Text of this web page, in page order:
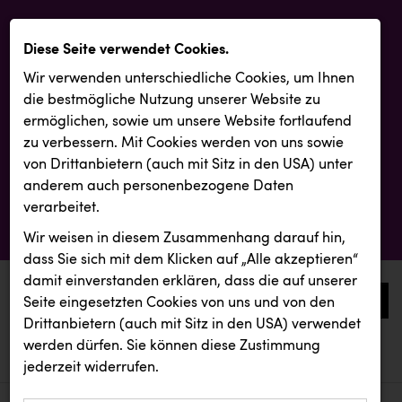
0
aktuelle aussendungen
aktuelle aussendungen
Diese Seite verwendet Cookies.
Wir verwenden unterschiedliche Cookies, um Ihnen
die best­mögliche Nutzung unserer Website zu
ermöglichen, sowie um unsere Website fortlaufend
zu verbessern. Mit Cookies werden von uns sowie
von Drittanbietern (auch mit Sitz in den USA) unter
anderem auch personenbezogene Daten
verarbeitet.
Wir weisen in diesem Zusammenhang darauf hin,
dass Sie sich mit dem Klicken auf „Alle akzeptieren“
damit ein­ver­standen erklären, dass die auf unserer
Seite eingesetzten Cookies von uns und von den
Drittanbietern (auch mit Sitz in den USA) verwendet
werden dürfen. Sie können diese Zustimmung
jederzeit widerrufen.